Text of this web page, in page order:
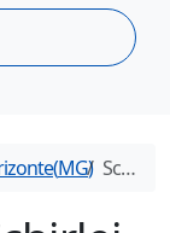
(MG) Schirlei